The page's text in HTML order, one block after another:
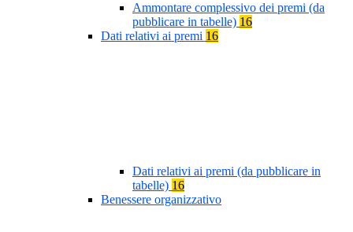
Ammontare complessivo dei premi (da
pubblicare in tabelle) 16
Dati relativi ai premi 16
Dati relativi ai premi (da pubblicare in
tabelle) 16
Benessere organizzativo